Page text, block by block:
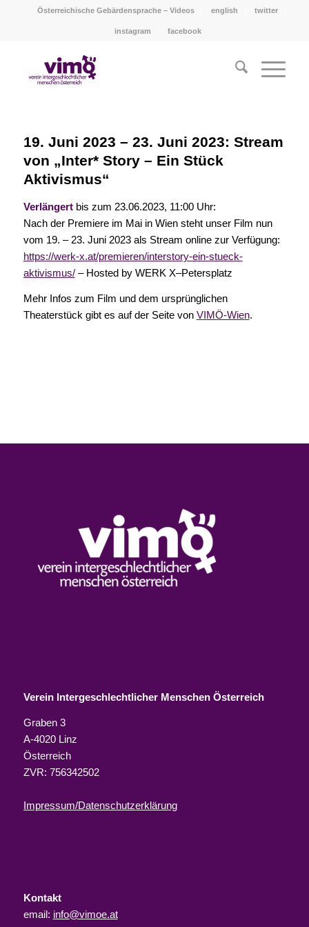
Österreichische Gebärdensprache – Videos english twitter
instagram facebook
19. Juni 2023 – 23. Juni 2023: Stream
von „Inter* Story – Ein Stück
Aktivismus“
Verlängertbis zum 23.06.2023, 11:00 Uhr:
Nach der Premiere im Mai in Wien steht unser Film nun
vom 19. – 23. Juni 2023 als Stream online zur Verfügung:
https://werk-x.at/premieren/interstory-ein-stueck-
aktivismus/– Hosted by WERK X–Petersplatz
Mehr Infos zum Film und dem ursprünglichen
Theaterstück gibt es auf der Seite von VIMÖ-Wien.
Verein Intergeschlechtlicher Menschen Österreich
Graben 3
A-4020 Linz
Österreich
ZVR: 756342502
Impressum/Datenschutzerklärung
Kontakt
email: info@vimoe.at